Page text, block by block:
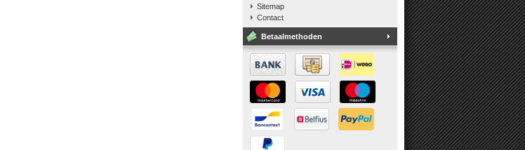
Sitemap
Contact
Betaalmethoden